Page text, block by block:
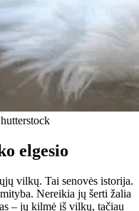
elgesio
vilkų. Tai senovės istorija.
Nereikia jų šerti žalia
– jų kilmė iš vilkų, tačiau